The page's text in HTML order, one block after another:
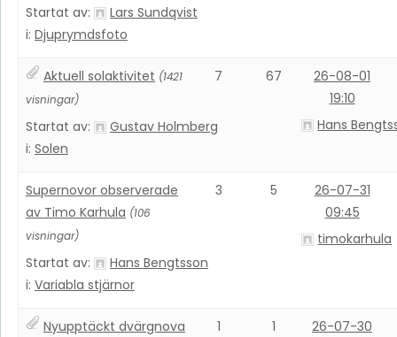
Startat av:
Lars Sundqvist
i: Djuprymdsfoto
Aktuell solaktivitet (1421
visningar)
Startat av:
Gustav Holmberg
i: Solen
7 67
26-08-01
19:10
Hans
Supernovor observerade
av Timo Karhula (106
visningar)
Startat av:
Hans Bengtsson
i: Variabla stjärnor
3 5
26-07-31
09:45
timokarhula
Nyupptäckt dvärgnova
1 1
26-07-30